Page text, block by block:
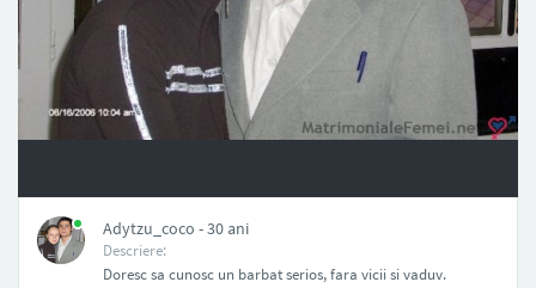
Adytzu_coco - 30 ani
Descriere:
Doresc sa cunosc un barbat serios, fara vicii si vaduv.